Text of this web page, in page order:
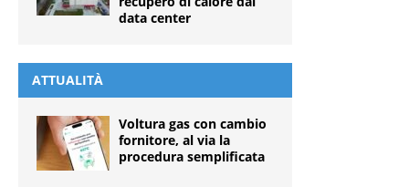
data center
ATTUALITÀ
Voltura gas con cambio
fornitore, al via la
procedura semplificata